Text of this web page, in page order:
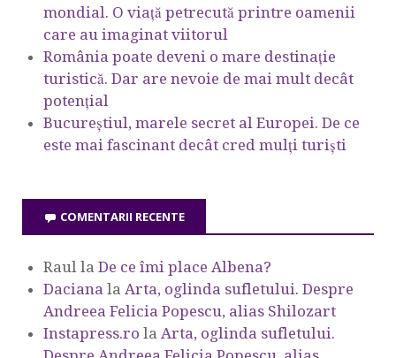
mondial. O viață petrecută printre oamenii
care au imaginat viitorul
România poate deveni o mare destinație
turistică. Dar are nevoie de mai mult decât
potențial
Bucureștiul, marele secret al Europei. De ce
este mai fascinant decât cred mulți turiști
COMENTARII RECENTE
Raul la De ce îmi place Albena?
Daciana la Arta, oglinda sufletului. Despre
Andreea Felicia Popescu, alias Shilozart
Instapress.ro la Arta, oglinda sufletului.